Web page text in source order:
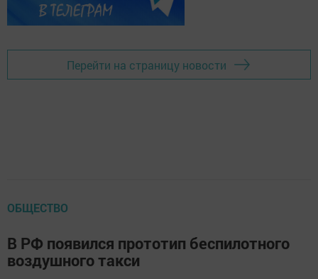
Перейти на страницу новости
ОБЩЕСТВО
В РФ появился прототип беспилотного
воздушного такси